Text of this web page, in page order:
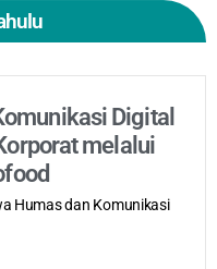
Digital
melalui
Humas dan Komunikasi